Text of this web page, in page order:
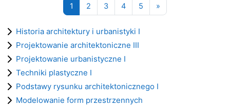
1 Strona 1
2 Strona 2
3Strona 3
4Strona 4
5 Strona 5
»
Historia architektury i urbanistyki I
Projektowanie architektoniczne III
Projektowanie urbanistyczne I
Techniki plastyczne I
Podstawy rysunku architektonicznego I
Modelowanie form przestrzennych